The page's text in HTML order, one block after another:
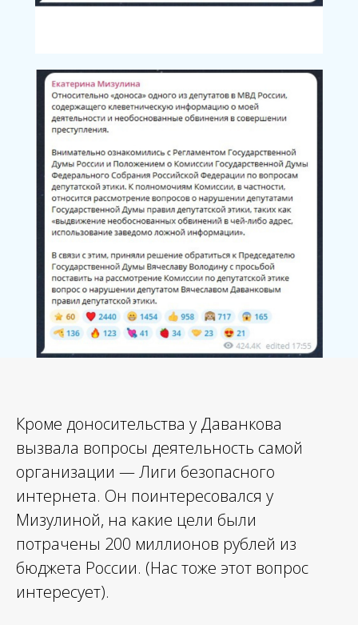
Кроме доносительства у Даванкова
вызвала вопросы деятельность самой
организации — Лиги безопасного
интернета. Он поинтересовался у
Мизулиной, на какие цели были
потрачены 200 миллионов рублей из
бюджета России. (Нас тоже этот вопрос
интересует).